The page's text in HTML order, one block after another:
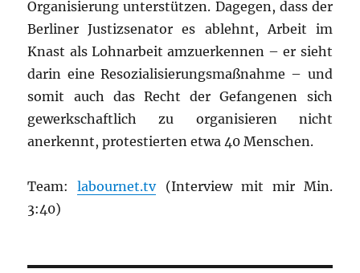
Organisierung unterstützen. Dagegen, dass der
Berliner Justizsenator es ablehnt, Arbeit im
Knast als Lohnarbeit amzuerkennen – er sieht
darin eine Resozialisierungsmaßnahme – und
somit auch das Recht der Gefangenen sich
gewerkschaftlich zu organisieren nicht
anerkennt, protestierten etwa 40 Menschen.
Team:labournet.tv(Interview mit mir Min.
3:40)